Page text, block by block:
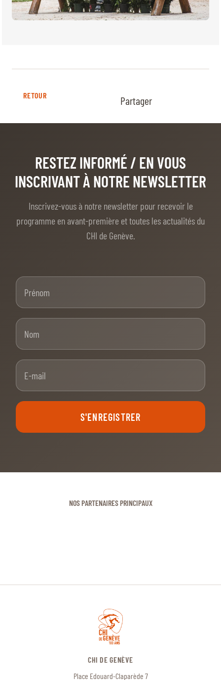
RETOUR Partager
RESTEZ INFORMÉ / EN VOUS
INSCRIVANT À NOTRE NEWSLETTER
Inscrivez-vous à notre newsletter pour recevoir le
programme en avant-première et toutes les actualités du
CHI de Genève.
S'ENREGISTRER
NOS PARTENAIRES PRINCIPAUX
CHI DE GENÈVE
Place Edouard-Claparède 7